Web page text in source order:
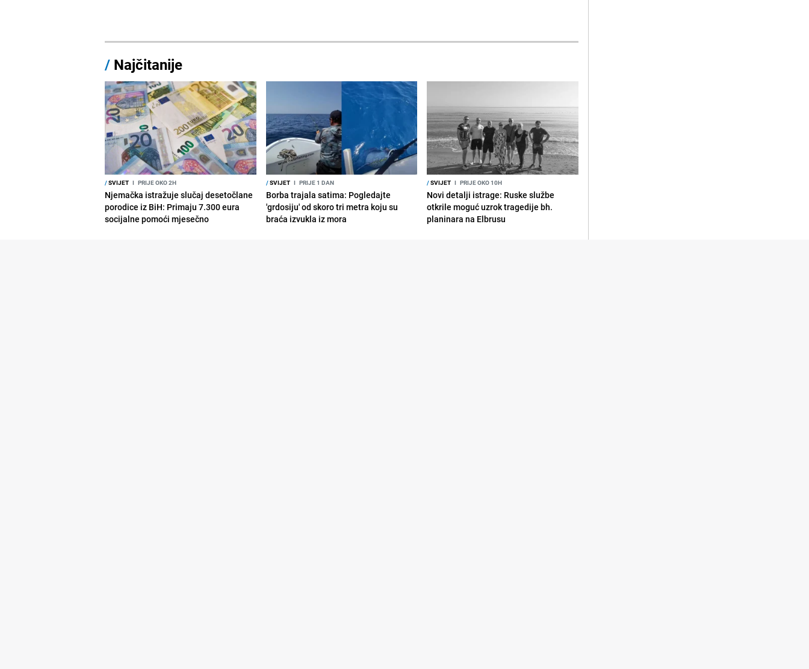
/ Najčitanije
/SVIJET I PRIJE OKO 2H
Njemačka istražuje slučaj desetočlane
porodice iz BiH: Primaju 7.300 eura
socijalne pomoći mjesečno
/SVIJET I PRIJE 1 DAN
Borba trajala satima: Pogledajte
'grdosiju' od skoro tri metra koju su
braća izvukla iz mora
/SVIJET I PRIJE OKO 10H
Novi detalji istrage: Ruske službe
otkrile moguć uzrok tragedije bh.
planinara na Elbrusu